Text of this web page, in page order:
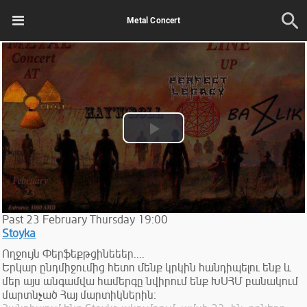
Metal Concert
Play
Video
Past 23 February Thursday 19:00
Stoyka
Ողջույն Փերֆեքթցինեեեր....
Երկար ընդմիջումից հետո մենք կրկին հանդիպելու ենք և
մեր այս անգամվա համերգը նվիրում ենք ԽՍՀՄ բանակում
մարտնչած Հայ մարտիկներին։